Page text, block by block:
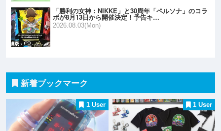
「勝利の女神：NIKKE」と30周年「ペルソナ」のコラ
ボが8月13日から開催決定！予告キ…
2026.08.03(Mon)
新着ブックマーク
1 User 1 User